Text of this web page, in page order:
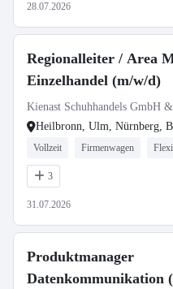
28.07.2026
Regionalleiter / Area
Einzelhandel (m/w/d)
Kienast Schuhhandels GmbH
Heilbronn, Ulm, Nürnberg,
Vollzeit Firmenwagen
3
31.07.2026
Produktmanager
Datenkommunikation